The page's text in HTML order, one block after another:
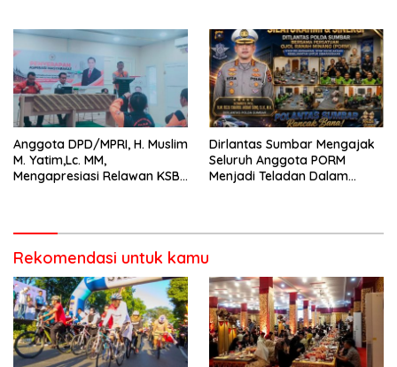
Anggota DPD/MPRI, H. Muslim
M. Yatim,Lc. MM,
Mengapresiasi Relawan KSB
Dirlantas Sumbar Mengajak
Seluruh Anggota PORM
Menjadi Teladan Dalam
Berkendara
Rekomendasi untuk kamu